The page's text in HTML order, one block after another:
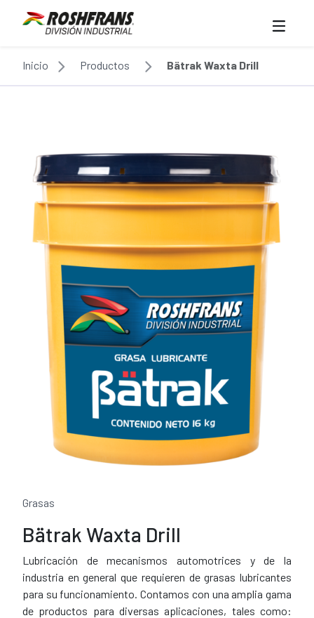
Inicio Productos Bätrak Waxta Drill
Grasas
Bätrak Waxta Drill
Lubricación de mecanismos automotrices y de la
industria en general que requieren de grasas lubricantes
para su funcionamiento. Contamos con una amplia gama
de productos para diversas aplicaciones, tales como: